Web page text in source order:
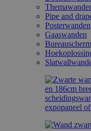
Pipe and
Posterwanden
Gaaswanden